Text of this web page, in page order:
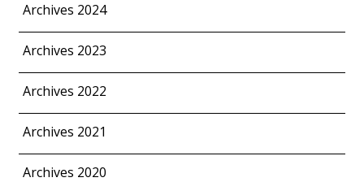
Archives 2024
Archives 2023
Archives 2022
Archives 2021
Archives 2020